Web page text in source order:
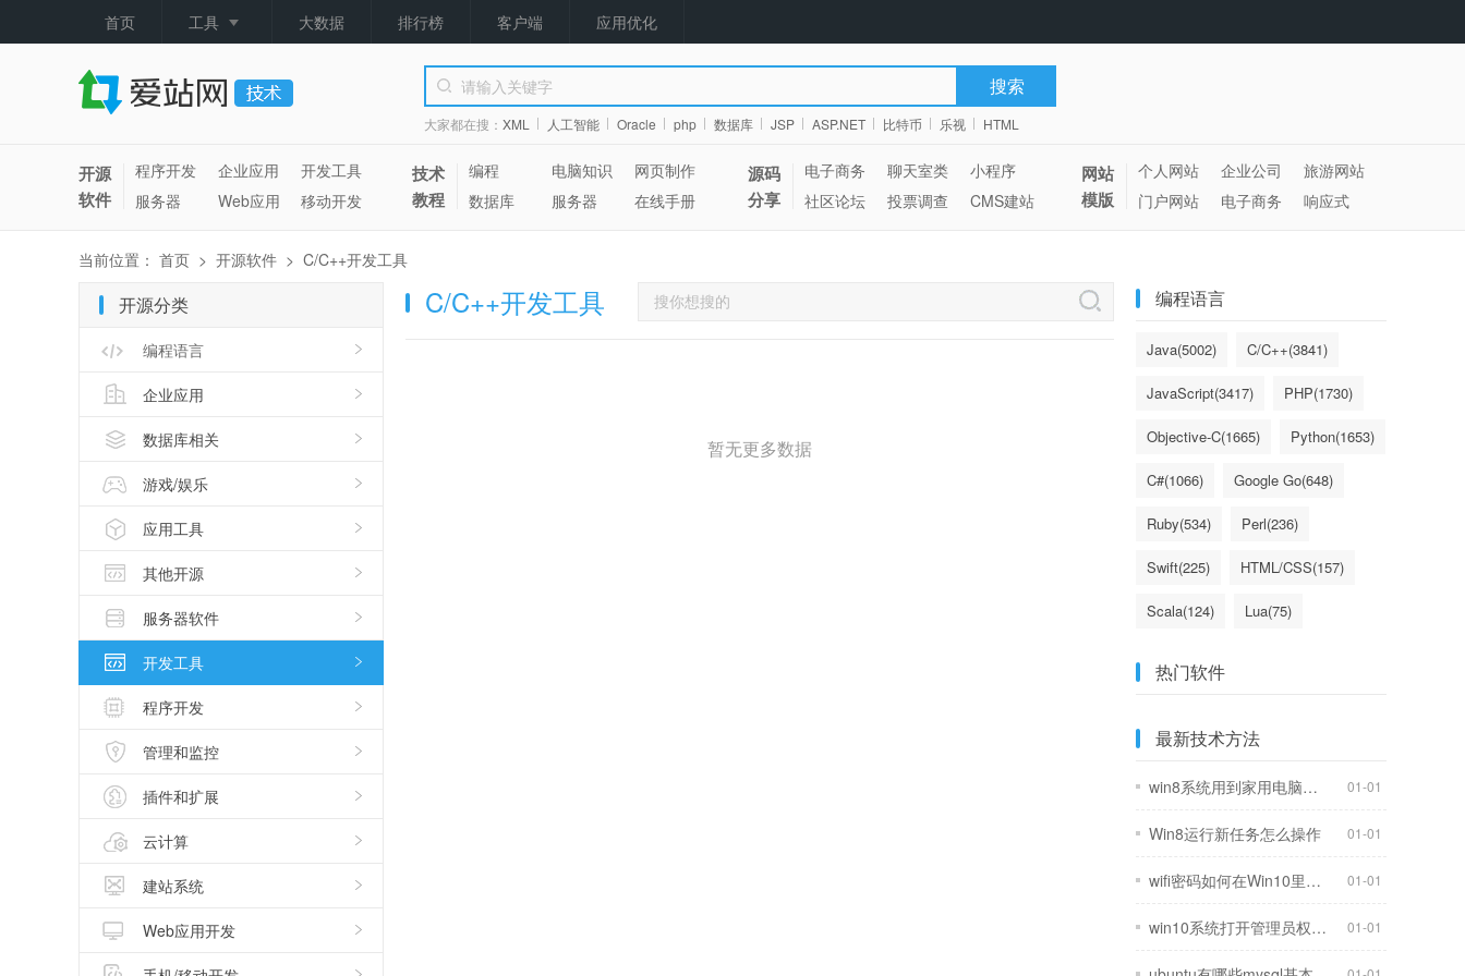
首页 工具 大数据 排行榜 客户端 应用优化
大家都在搜： XML 人工智能 Oracle php 数据库 JSP ASP.NET 比特币 乐视 HTML
开源
软件
程序开发 企业应用
开发工具
服务器
Web应用 移动开发
技术
教程
编程 电脑知识
网页制作
数据库
服务器 在线手册
源码
分享
电子商务 聊天室类
小程序
社区论坛
投票调查 CMS建站
网站
模版
个人网站 企业公司
旅游网站
门户网站
电子商务 响应式
当前位置： 首页 > 开源软件 > C/C++开发工具
开源分类
编程语言
企业应用
数据库相关
游戏/娱乐
应用工具
其他开源
服务器软件
开发工具
程序开发
管理和监控
插件和扩展
云计算
建站系统
Web应用开发
C/C++开发工具
暂无更多数据
编程语言
Java(5002) C/C++(3841)
JavaScript(3417) PHP(1730)
Objective-C(1665) Python(1653)
C#(1066) Google Go(648)
Ruby(534) Perl(236)
Swift(225) HTML/CSS(157)
Scala(124) Lua(75)
热门软件
最新技术方法
win8系统用到家用电脑上会不会浪费 01-01
Win8运行新任务怎么操作 01-01
wifi密码如何在Win10里查看 01-01
win10系统打开管理员权限办法 01-01